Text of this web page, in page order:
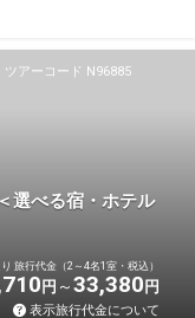
ツアーコード N96885
べる宿・ホテル
旅行代金（2～4名1室・税込）
円 33,380 円
表示旅行代金について